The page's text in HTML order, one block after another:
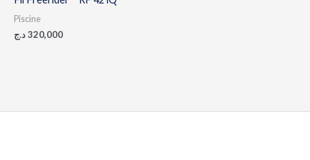
Piscine
320,000د.ج